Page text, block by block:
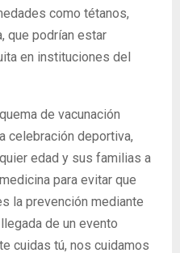
como tétanos,
que podrían estar
en instituciones del
de vacunación
celebración deportiva,
edad y sus familias a
para evitar que
la prevención mediante
de un evento
cuidas tú, nos cuidamos